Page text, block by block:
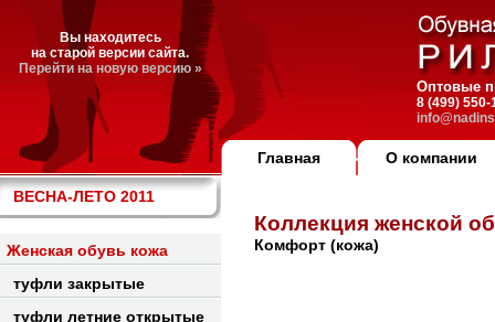
Вы находитесь
на старой версии сайта.
Перейти на новую версию »
Оптовые
8 (499)
Главная О компании
ВЕСНА-ЛЕТО 2011
Женская обувь кожа
туфли закрытые
туфли летние открытые
Коллекция женской
Комфорт (кожа)